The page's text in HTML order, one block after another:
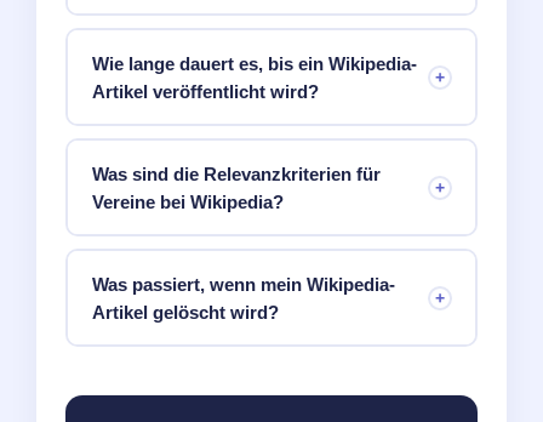
Wie lange dauert es, bis ein Wikipedia-
Artikel veröffentlicht wird?
Was sind die Relevanzkriterien für
Vereine bei Wikipedia?
Was passiert, wenn mein Wikipedia-
Artikel gelöscht wird?